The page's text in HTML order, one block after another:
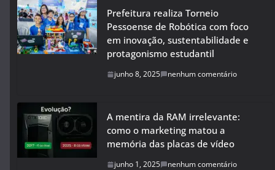
Prefeitura realiza Torneio
Pessoense de Robótica com foco
em inovação, sustentabilidade e
protagonismo estudantil
junho 8, 2025 nenhum comentário
A mentira da RAM irrelevante:
como o marketing matou a
memória das placas de vídeo
junho 1, 2025 nenhum comentário